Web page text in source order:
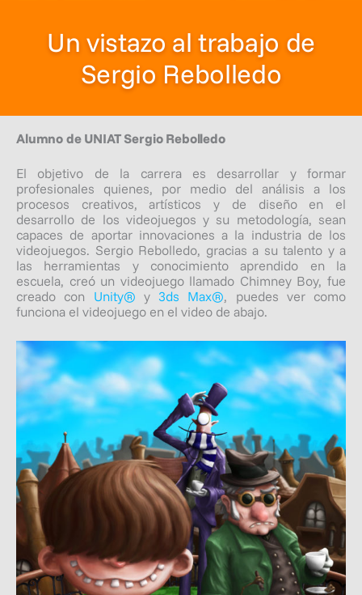
Un vistazo al trabajo de
Sergio Rebolledo
Alumno de UNIAT Sergio Rebolledo
El objetivo de la carrera es desarrollar y formar
profesionales quienes, por medio del análisis a los
procesos creativos, artísticos y de diseño en el
desarrollo de los videojuegos y su metodología, sean
capaces de aportar innovaciones a la industria de los
videojuegos. Sergio Rebolledo, gracias a su talento y a
las herramientas y conocimiento aprendido en la
escuela, creó un videojuego llamado Chimney Boy,fue
creado con Unity® y 3ds Max®, puedes ver como
funciona el videojuego en el video de abajo.